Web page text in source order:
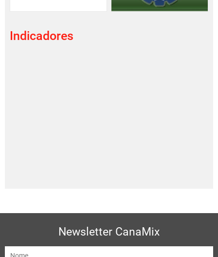
Indicadores
Newsletter CanaMix